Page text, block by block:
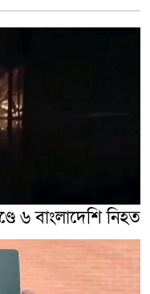
৬ বাংলাদেশি নিহত